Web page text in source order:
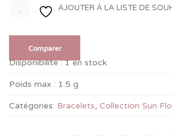
AJOUTER À LA LISTE DE
Comparer
Disponibilité : 1 en stock
Poids max : 1.5 g
Catégories: Bracelets, Collection Sun